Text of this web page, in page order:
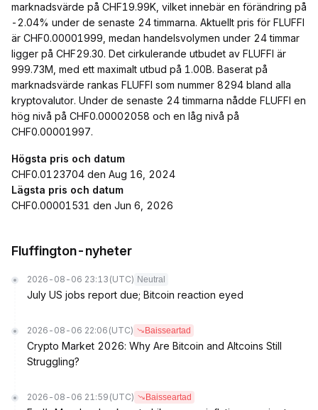
marknadsvärde på CHF19.99K, vilket innebär en förändring på
-2.04% under de senaste 24 timmarna. Aktuellt pris för FLUFFI
är CHF0.00001999, medan handelsvolymen under 24 timmar
ligger på CHF29.30. Det cirkulerande utbudet av FLUFFI är
999.73M, med ett maximalt utbud på 1.00B. Baserat på
marknadsvärde rankas FLUFFI som nummer 8294 bland alla
kryptovalutor. Under de senaste 24 timmarna nådde FLUFFI en
hög nivå på CHF0.00002058 och en låg nivå på
CHF0.00001997.
Högsta pris och datum
CHF0.0123704 den Aug 16, 2024
Lägsta pris och datum
CHF0.00001531 den Jun 6, 2026
Fluffington-nyheter
2026-08-06 23:13 (UTC) Neutral
July US jobs report due; Bitcoin reaction eyed
2026-08-06 22:06 (UTC) Baisseartad
Crypto Market 2026: Why Are Bitcoin and Altcoins Still
Struggling?
2026-08-06 21:59 (UTC) Baisseartad